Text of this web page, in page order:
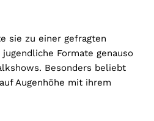
sie zu einer gefragten
Formate genauso
Besonders beliebt
Augenhöhe mit ihrem